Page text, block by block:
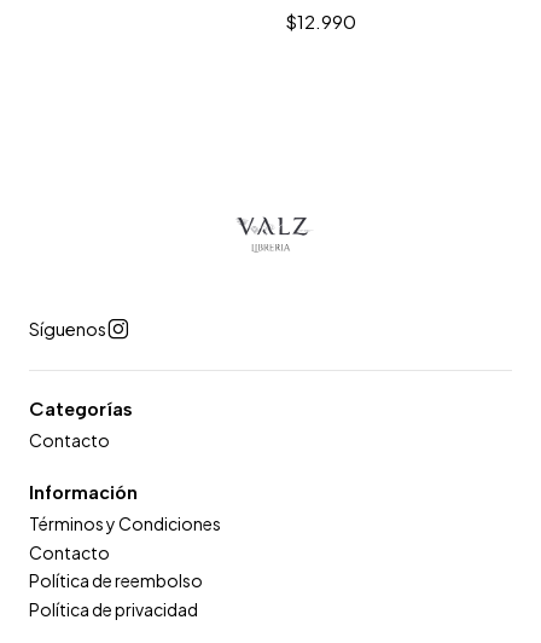
$12.990
Síguenos
Categorías
Contacto
Información
Términos y Condiciones
Contacto
Política de reembolso
Política de privacidad